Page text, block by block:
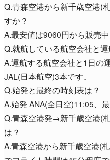
Q.青森空港から新千歳空港(
すか？
A.最安値は9060円から販売中
Q.就航している航空会社と運
A.運航する航空会社と1日の
JAL(日本航空)3本です。
Q.始発と最終の時刻表は？
A.始発 ANA(全日空)11:05、
Q.青森空港発→新千歳空港(
は？
A.青森空港から新千歳空港(